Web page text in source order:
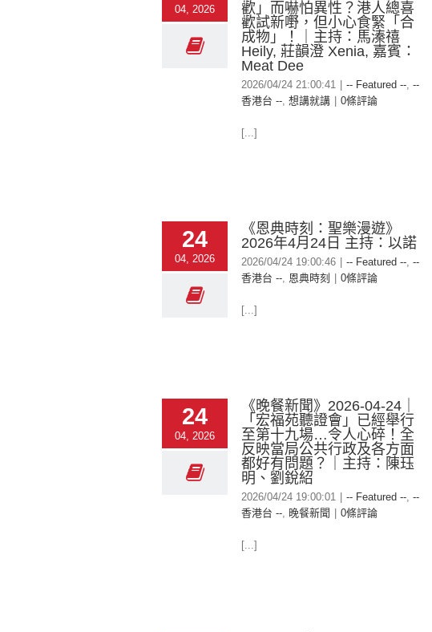
04, 2026
歡」而嚇怕異性？港人總喜
歡試新嘢，但小心食緊「合
成物」！｜主持：馬溱禧
Heily, 莊韻澄 Xenia, 嘉賓：
Meat Dee
2026/04/24 21:00:41 -- Featured --, --
香港台 --, 想講就講 0條評論
[...]
24
04, 2026
《恩典時刻：聖樂漫遊》
2026年4月24日 主持：以諾
2026/04/24 19:00:46 -- Featured --, --
香港台 --, 恩典時刻 0條評論
[...]
24
04, 2026
《晚餐新聞》2026-04-24｜
「宏福苑聽證會」已經舉行
至第十九場…令人心碎！全
反映當局公共行政及各方面
都好有問題？｜主持：陳珏
明、劉銳紹
2026/04/24 19:00:01 -- Featured --, --
香港台 --, 晚餐新聞 0條評論
[...]